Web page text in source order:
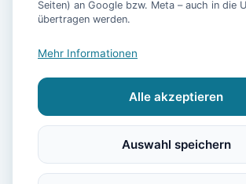
Heizung
Küche Kühlschrank Mikrowelle
Terrasse Garten
Seiten) an Google bzw. Meta – auch in die
übertragen werden.
Mehr Informationen
Alle akzeptieren
Auswahl speichern